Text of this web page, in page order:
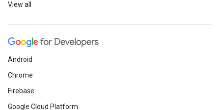
View all
Android
Chrome
Firebase
Google Cloud Platform